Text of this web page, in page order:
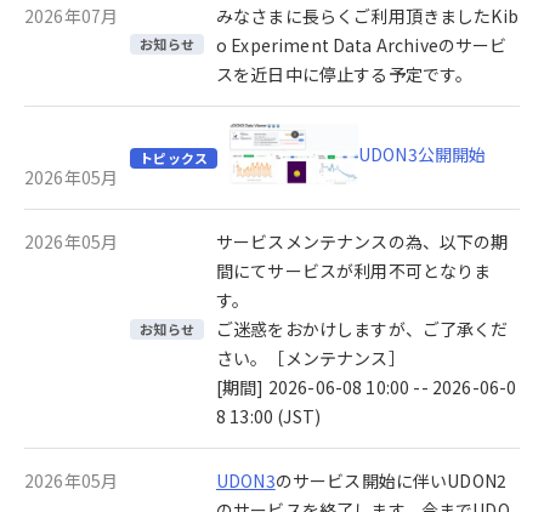
2026年07月
お知らせ
みなさまに長らくご利用頂きましたKib
o Experiment Data Archiveのサービ
スを近日中に停止する予定です。
2026年05月
トピックス UDON3公開開始
2026年05月
お知らせ
サービスメンテナンスの為、以下の期
間にてサービスが利用不可となりま
す。
ご迷惑をおかけしますが、ご了承くだ
さい。［メンテナンス］
[期間] 2026-06-08 10:00 -- 2026-06-0
8 13:00 (JST)
2026年05月 UDON3のサービス開始に伴いUDON2